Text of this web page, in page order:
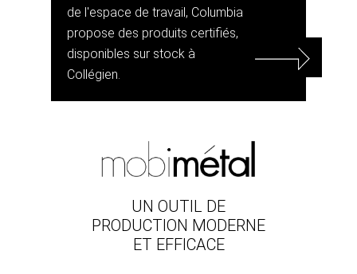
de l'espace de travail, Columbia
propose des produits certifiés,
disponibles sur stock à
Collégien.
UN OUTIL DE
PRODUCTION MODERNE
ET EFFICACE